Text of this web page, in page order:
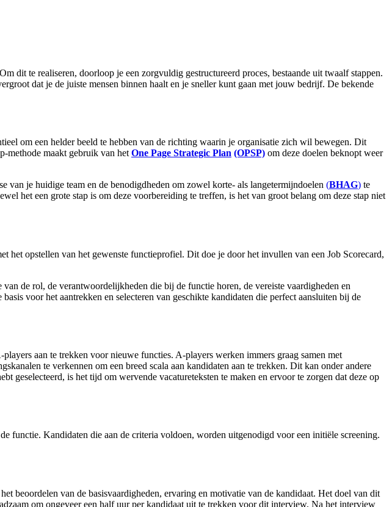
dit te realiseren, doorloop je een zorgvuldig gestructureerd proces, bestaande uit twaalf stappen.
dat je de juiste mensen binnen haalt en je sneller kunt gaan met jouw bedrijf. De bekende
om een helder beeld te hebben van de richting waarin je organisatie zich wil bewegen. Dit
methode maakt gebruik van het One Page Strategic Plan (OPSP) om deze doelen beknopt weer
je huidige team en de benodigdheden om zowel korte- als langetermijndoelen (BHAG) te
het een grote stap is om deze voorbereiding te treffen, is het van groot belang om deze stap niet
opstellen van het gewenste functieprofiel. Dit doe je door het invullen van een Job Scorecard,
de rol, de verantwoordelijkheden die bij de functie horen, de vereiste vaardigheden en
voor het aantrekken en selecteren van geschikte kandidaten die perfect aansluiten bij de
aan te trekken voor nieuwe functies. A-players werken immers graag samen met
te verkennen om een breed scala aan kandidaten aan te trekken. Dit kan onder andere
geselecteerd, is het tijd om wervende vacatureteksten te maken en ervoor te zorgen dat deze op
functie. Kandidaten die aan de criteria voldoen, worden uitgenodigd voor een initiële screening.
beoordelen van de basisvaardigheden, ervaring en motivatie van de kandidaat. Het doel van dit
om ongeveer een half uur per kandidaat uit te trekken voor dit interview. Na het interview